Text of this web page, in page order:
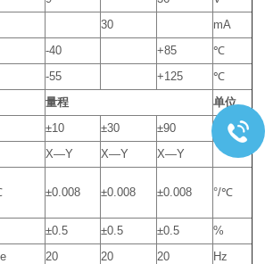
30
mA
-40 +85
℃
-55 +125
℃
量程
单位
±10 ±30 ±90
X—Y X—Y
X—Y
±0.008 ±0.008 ±0.008 °/℃
±0.5 ±0.5 ±0.5
%
20 20 20
Hz